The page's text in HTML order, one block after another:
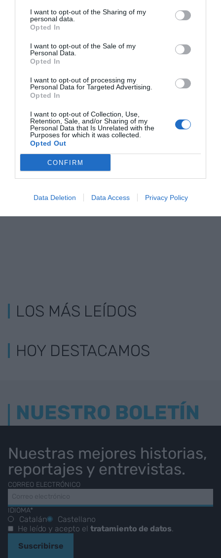
I want to opt-out of the Sharing of my
personal data.
Opted In
I want to opt-out of the Sale of my
Personal Data.
Opted In
I want to opt-out of processing my
Personal Data for Targeted Advertising.
Opted In
I want to opt-out of Collection, Use,
Retention, Sale, and/or Sharing of my
Personal Data that Is Unrelated with the
Purposes for which it was collected.
Opted Out
CONFIRM
Data Deletion Data Access Privacy Policy
RELACIONADAS
El Consorcio de
Zona Franca
inaugura una
incubadora de alta
logística 4.0
El Consorci de la
Zona Franca
registra un
beneficio de 14,8
Zona Franca
a Goodman
LOS MÁS LEÍDOS
HOY DESTACAMOS
NUESTRO BOLETÍN
Nuestras mejores historias,
reportajes y entrevistas.
CORREO ELECTRÓNICO
IDIOMA*
Catalán
Castellano
He leído y acepto el tratamiento de datos.
Suscribirse